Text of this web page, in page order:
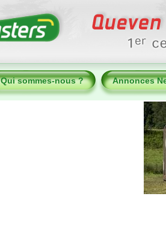
Qui sommes-nous ? Annonces